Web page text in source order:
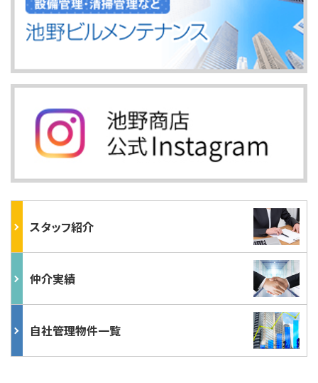
スタッフ紹介
仲介実績
自社管理物件一覧